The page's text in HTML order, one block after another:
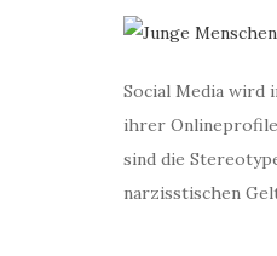
Social Media wird
ihrer
sind die
narzisstischen